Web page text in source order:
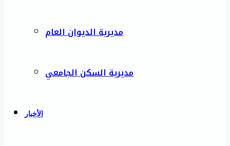
مديرية الديوان العام
مديرية السكن الجامعي
الأخبار